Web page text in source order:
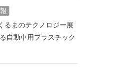
まのテクノロジー展
自動車用プラスチック